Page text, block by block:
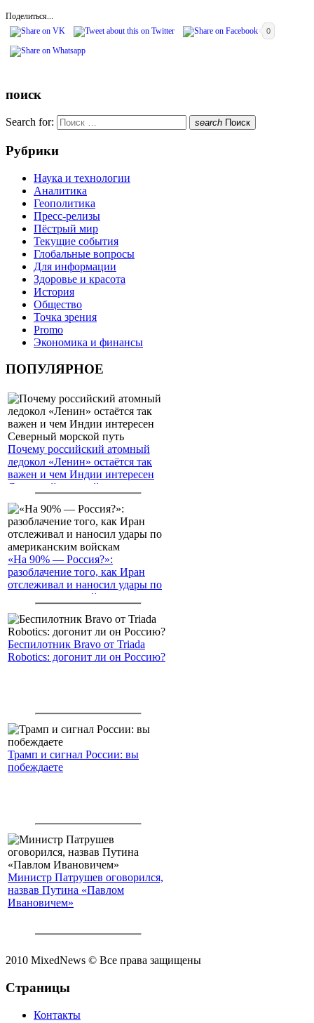
Поделиться...
0
поиск
Search for: search Поиск
Рубрики
Наука и технологии
Аналитика
Геополитика
Пресс-релизы
Пёстрый мир
Текущие события
Глобальные вопросы
Для информации
Здоровье и красота
История
Общество
Точка зрения
Promo
Экономика и финансы
ПОПУЛЯРНОЕ
Почему российский атомный
ледокол «Ленин» остаётся так
важен и чем Индии интересен
Северный морской путь
«На 90% — Россия?»:
разоблачение того, как Иран
отслеживал и наносил удары по
американским войскам
Беспилотник Bravo от Triada
Robotics: догонит ли он Россию?
Трамп и сигнал России: вы
побеждаете
Министр Патрушев оговорился,
назвав Путина «Павлом
Ивановичем»
2010 MixedNews © Все права защищены
Страницы
Контакты